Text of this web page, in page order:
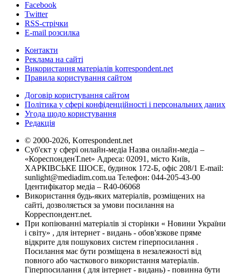
Facebook
Twitter
RSS-стрічки
E-mail розсилка
Контакти
Реклама на сайті
Використання матеріалів korrespondent.net
Правила користування сайтом
Договір користування сайтом
Політика у сфері конфіденційності і персональних даних
Угода щодо користування
Редакція
© 2000-2026, Korrespondent.net
Суб'єкт у сфері онлайн-медіа Назва онлайн-медіа –
«КореспонденТ.net» Адреса: 02091, місто Київ,
ХАРКІВСЬКЕ ШОСЕ, будинок 172-Б, офіс 208/1 E-mail:
sunlight@mediadim.com.ua Телефон: 044-205-43-00
Ідентифікатор медіа – R40-06068
Використання будь-яких матеріалів, розміщених на
сайті, дозволяється за умови посилання на
Корреспондент.net.
При копіюванні матеріалів зі сторінки « Новини України
і світу» , для інтернет - видань - обов'язкове пряме
відкрите для пошукових систем гіперпосилання .
Посилання має бути розміщена в незалежності від
повного або часткового використання матеріалів.
Гіперпосилання ( для інтернет - видань) - повинна бути